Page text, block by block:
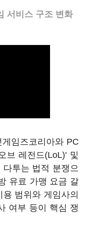
서비스 구조 변화
임즈코리아와 PC
브 레전드(LoL)' 및
투는 법적 분쟁으
유료 가맹 요금 갈
범위와 게임사의
여부 등이 핵심 쟁